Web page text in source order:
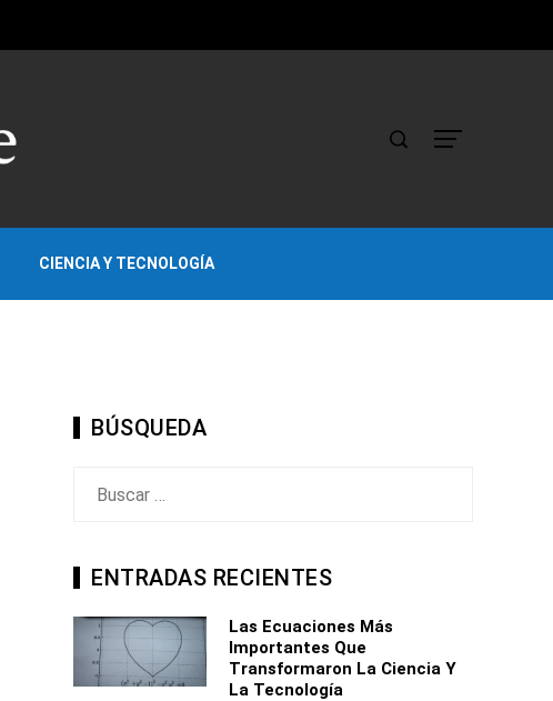
CIENCIA Y TECNOLOGÍA
BÚSQUEDA
ENTRADAS RECIENTES
Las Ecuaciones Más
Importantes Que
Transformaron La Ciencia Y
La Tecnología